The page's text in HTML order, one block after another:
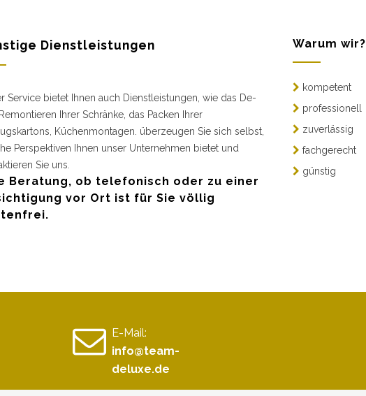
Dienstleistungen
Service bietet Ihnen auch Dienstleistungen, wie das De-
Ihrer Schränke, das Packen Ihrer
Küchenmontagen. überzeugen Sie sich selbst,
Perspektiven Ihnen unser Unternehmen bietet und
Sie uns.
Beratung, ob telefonisch oder zu einer
vor Ort ist für Sie völlig
Warum wir?
kompetent
professionell
zuverlässig
fachgerecht
günstig
E-Mail:
info@team-
deluxe.de